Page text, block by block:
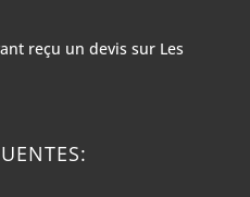
reçu un devis sur Les